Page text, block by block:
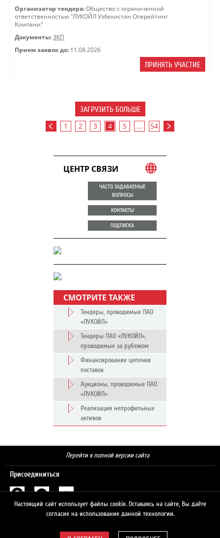
Организатор тендера: Общество с ограниченной
ответственностью "ЛУКОЙЛ Узбекистан Оперейтинг
Компани"
Документы: ЗКП
Прием заявок до: 11.08.2026
ПРИНЯТЬ УЧАСТИЕ
ЗАГРУЗИТЬ БОЛЬШЕ
1 2 3 4 5 ... 54
ЦЕНТР СВЯЗИ
ЧАСТО ЗАДАВАЕМЫЕ
ВОПРОСЫ
КОНТАКТЫ
ПОДПИСКА
СМОТРИТЕ ТАКЖЕ
Тендеры, проводимые ПАО
«ЛУКОЙЛ»
Тендеры ПАО «ЛУКОЙЛ»,
проводимые за рубежом
Финансирование цепочки
поставок
Аукционы, проводимые ПАО
«ЛУКОЙЛ»
Реализация непрофильных
активов
Перейти к полной версии сайта
Присоединиться
Настоящий сайт использует файлы cookie. Оставаясь на сайте, Вы даёте
согласие на использование данной технологии.